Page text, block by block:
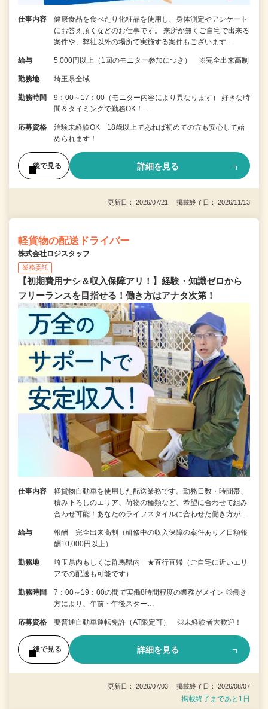
仕事内容
健康食品を食べたり化粧品を使用し、身体測定やアンケート
にお答え頂くなどのお仕事です。 来所が無くご自宅で出来る
案件や、弊社以外の場所で実施する案件もございます…
給与 5,000円以上（1回のモニター参加につき） ※完全出来高制
勤務地 埼玉県全域
勤務時間
9：00～17：00（モニター内容により異なります） 好きな時
間＆タイミングで勤務OK！…
応募資格
治験未経験OK 18歳以上であれば初めての方も安心して始
められます！
後で見る 詳細を見る
更新日： 2026/07/21 掲載終了日： 2026/11/13
軽貨物の配送ドライバー
株式会社ロジスタッフ
業務委託
【初期費用ナシ＆収入保障アリ！】経験・知識ゼロから
フリーランスを目指せる！働き方はアナタ次第！
仕事内容
軽貨物自動車を使用した配送業務です。勤務日数・時間帯、
積み下ろしのエリア、荷物の種類など、希望に合わせて組み
合わせ可能！あなたのライフスタイルに合わせた働き方が…
給与
報酬 完全出来高制（研修中の収入保障の案件あり／日額報
酬10,000円以上）
勤務地
埼玉県内もしくは群馬県内 ★直行直帰（ご自宅に近いエリ
アでの配送も可能です）
勤務時間
7：00～19：00の間で実働8時間程度の業務がメイン ◎働き
方により、午前・午後スター…
応募資格 要普通自動車運転免許（AT限定可） ◎未経験者大歓迎！
後で見る 詳細を見る
更新日： 2026/07/03 掲載終了日： 2026/08/07
掲載終了まであと1日